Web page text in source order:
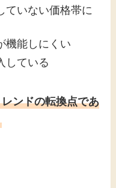
ていない価格帯に
機能しにくい
している
ンドの転換点であ